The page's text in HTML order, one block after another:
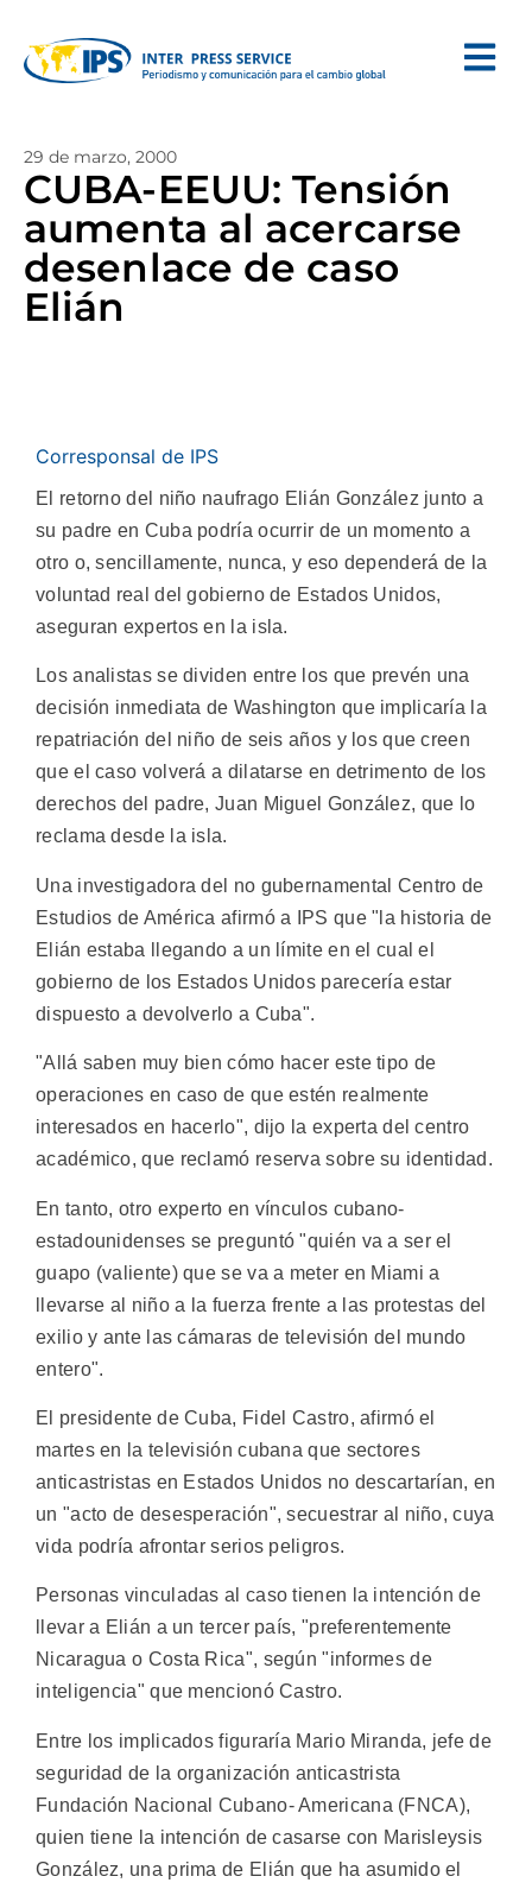
29 de marzo, 2000
CUBA-EEUU: Tensión
aumenta al acercarse
desenlace de caso
Elián
Corresponsal de IPS
El retorno del niño naufrago Elián González junto a
su padre en Cuba podría ocurrir de un momento a
otro o, sencillamente, nunca, y eso dependerá de la
voluntad real del gobierno de Estados Unidos,
aseguran expertos en la isla.
Los analistas se dividen entre los que prevén una
decisión inmediata de Washington que implicaría la
repatriación del niño de seis años y los que creen
que el caso volverá a dilatarse en detrimento de los
derechos del padre, Juan Miguel González, que lo
reclama desde la isla.
Una investigadora del no gubernamental Centro de
Estudios de América afirmó a IPS que "la historia de
Elián estaba llegando a un límite en el cual el
gobierno de los Estados Unidos parecería estar
dispuesto a devolverlo a Cuba".
"Allá saben muy bien cómo hacer este tipo de
operaciones en caso de que estén realmente
interesados en hacerlo", dijo la experta del centro
académico, que reclamó reserva sobre su identidad.
En tanto, otro experto en vínculos cubano-
estadounidenses se preguntó "quién va a ser el
guapo (valiente) que se va a meter en Miami a
llevarse al niño a la fuerza frente a las protestas del
exilio y ante las cámaras de televisión del mundo
entero".
El presidente de Cuba, Fidel Castro, afirmó el
martes en la televisión cubana que sectores
anticastristas en Estados Unidos no descartarían, en
un "acto de desesperación", secuestrar al niño, cuya
vida podría afrontar serios peligros.
Personas vinculadas al caso tienen la intención de
llevar a Elián a un tercer país, "preferentemente
Nicaragua o Costa Rica", según "informes de
inteligencia" que mencionó Castro.
Entre los implicados figuraría Mario Miranda, jefe de
seguridad de la organización anticastrista
Fundación Nacional Cubano- Americana (FNCA),
quien tiene la intención de casarse con Marisleysis
González, una prima de Elián que ha asumido el